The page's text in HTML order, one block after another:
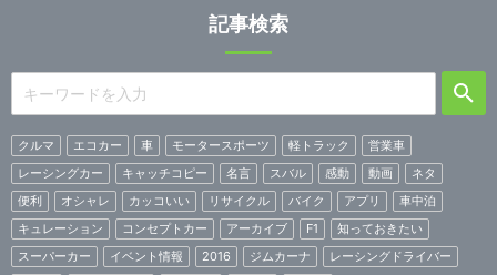
記事検索
クルマ エコカー 車 モータースポーツ 軽トラック
営業車
レーシングカー
キャッチコピー 名言 スバル 感動 動画
ネタ
便利
オシャレ カッコいい リサイクル バイク アプリ
車中泊
キュレーション
コンセプトカー アーカイブ F1
知っておきたい
スーパーカー
イベント情報 2016 ジムカーナ
レーシングドライバー